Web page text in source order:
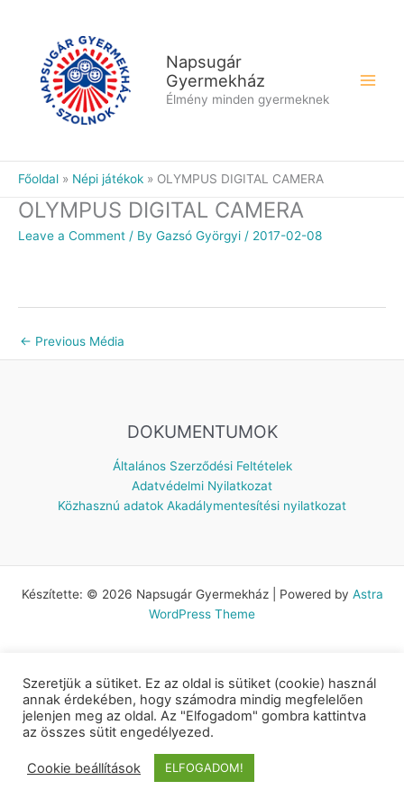
Napsugár
Gyermekház
Élmény minden gyermeknek
Főoldal Népi játékok OLYMPUS DIGITAL CAMERA
OLYMPUS DIGITAL CAMERA
Leave a Comment / By Gazsó Györgyi / 2017-02-08
← Previous Média
DOKUMENTUMOK
Általános Szerződési Feltételek
Adatvédelmi Nyilatkozat
Közhasznú adatok Akadálymentesítési nyilatkozat
Készítette: © 2026 Napsugár Gyermekház | Powered by Astra
WordPress Theme
Szeretjük a sütiket. Ez az oldal is sütiket (cookie) használ
annak érdekében, hogy számodra mindig megfelelően
jelenjen meg az oldal. Az "Elfogadom" gombra kattintva
az összes sütit engedélyezed.
Cookie beállítások ELFOGADOM!